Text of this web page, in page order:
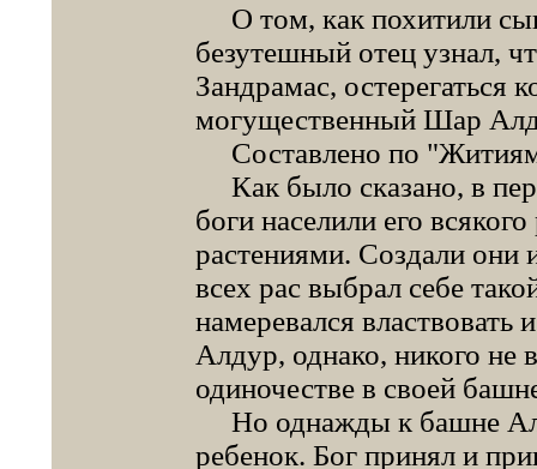
О том, как похитили
безутешный отец узнал,
Зандрамас, остерегаться
могущественный Шар
Составлено по "Житиям
Как было сказано, в
боги населили его
растениями. Создали они
всех рас выбрал себе
намеревался властвовать
Алдур, однако, никого не
одиночестве в своей
Но однажды к башне
ребенок. Бог принял и